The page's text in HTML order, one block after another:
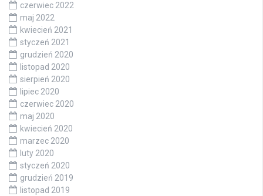
czerwiec 2022
maj 2022
kwiecień 2021
styczeń 2021
grudzień 2020
listopad 2020
sierpień 2020
lipiec 2020
czerwiec 2020
maj 2020
kwiecień 2020
marzec 2020
luty 2020
styczeń 2020
grudzień 2019
listopad 2019